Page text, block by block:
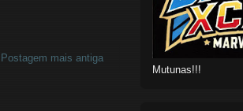
Postagem mais antiga
Mutunas!!!